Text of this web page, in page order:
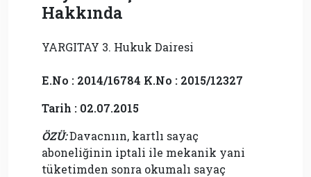
Hakkında
YARGITAY 3. Hukuk Dairesi
E.No : 2014/16784 K.No : 2015/12327
Tarih : 02.07.2015
ÖZÜ:Davacnıın, kartlı sayaç
aboneliğinin iptali ile mekanik yani
tüketimden sonra okumalı sayaç